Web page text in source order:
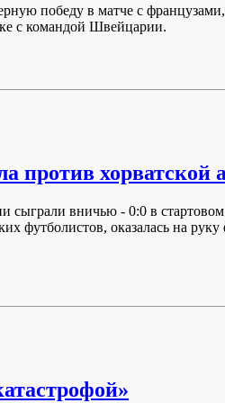
победу в матче с
с командой Швейцарии.
против хорватской
вничью - 0:0 в
футболистов, оказалась на